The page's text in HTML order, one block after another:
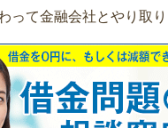
って金融会社とやり取り